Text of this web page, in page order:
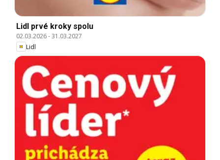
Lidl prvé kroky spolu
02.03.2026-31.03.2027
Lidl